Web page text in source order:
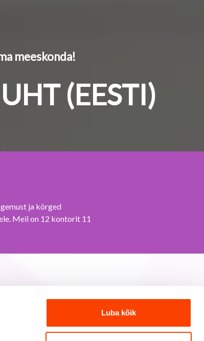
Luba kõik